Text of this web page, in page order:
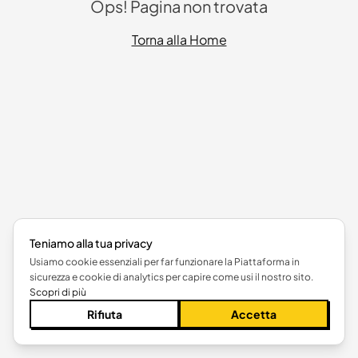
Ops! Pagina non trovata
Torna alla Home
Teniamo alla tua privacy
Usiamo cookie essenziali per far funzionare la Piattaforma in
sicurezza e cookie di analytics per capire come usi il nostro sito.
Scopri di più
Rifiuta Accetta